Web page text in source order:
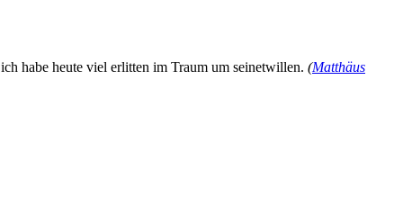
habe heute viel erlitten im Traum um seinetwillen. (Matthäus